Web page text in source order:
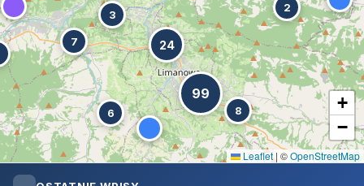
7
2
6 8
3
24
99
+
−
Leaflet | ©OpenStreetMap